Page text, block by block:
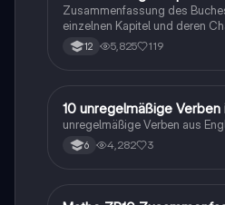
Zusammenfassung des
einzelnen Kapitel und deren
tabellarisch. Im Unterricht ohne
12 5,825 119
1 Englisch
10 unregelmäßige
unregelmäßige Verben aus
6 4,282 3